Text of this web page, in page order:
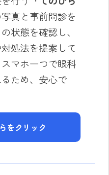
真と事前問診を
状態を確認し、
処法を提案して
マホ一つで眼科
ため、安心で
をクリック